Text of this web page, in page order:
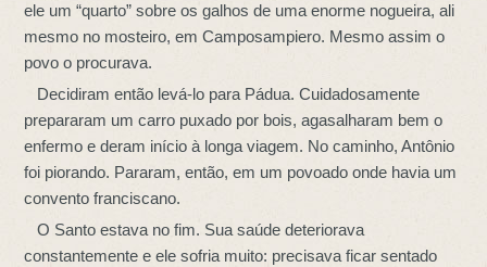
ele um “quarto” sobre os galhos de uma enorme nogueira, ali
mesmo no mosteiro, em Camposampiero. Mesmo assim o
povo o procurava.
Decidiram então levá-lo para Pádua. Cuidadosamente
prepararam um carro puxado por bois, agasalharam bem o
enfermo e deram início à longa viagem. No caminho, Antônio
foi piorando. Pararam, então, em um povoado onde havia um
convento franciscano.
O Santo estava no fim. Sua saúde deteriorava
constantemente e ele sofria muito: precisava ficar sentado